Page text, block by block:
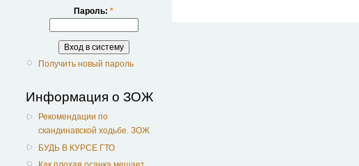
Пароль: *
Получить новый пароль
Информация о ЗОЖ
Рекомендации по
скандинавской ходьбе. ЗОЖ
БУДЬ В КУРСЕ ГТО